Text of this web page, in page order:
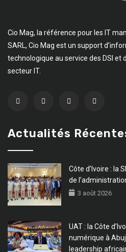
Cio Mag, la référence pour les IT
SARL, Cio Mag est un support
technologique au service des DSI et
secteur IT.
Actualités
Côte d’Ivoire : la
de
3 août 2026
UAT : la Côte
numérique à
leadership